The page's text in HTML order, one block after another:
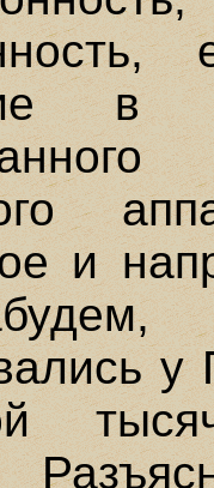
в
и
у